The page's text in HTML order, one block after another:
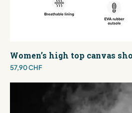
Women’s high top canvas
Preis
57,90 CHF